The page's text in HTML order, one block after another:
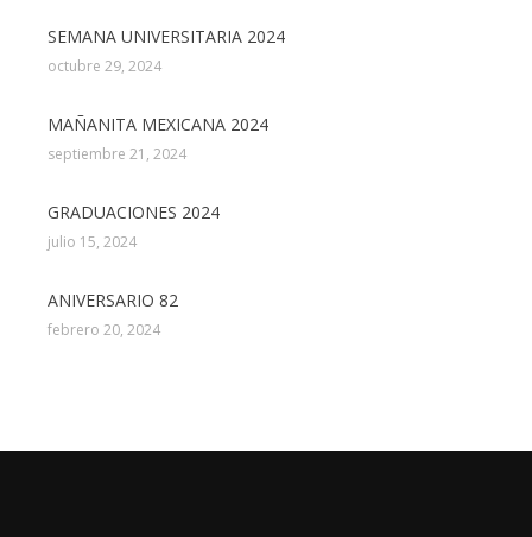
SEMANA UNIVERSITARIA 2024
octubre 29, 2024
MAÑANITA MEXICANA 2024
septiembre 21, 2024
GRADUACIONES 2024
julio 15, 2024
ANIVERSARIO 82
febrero 20, 2024